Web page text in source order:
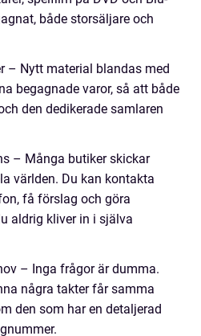
både storsäljare och
– Nytt material blandas med
begagnade varor, så att både
den dedikerade samlaren
– Många butiker skickar
världen. Du kan kontakta
få förslag och göra
aldrig kliver in i själva
– Inga frågor är dumma.
några takter får samma
den som har en detaljerad